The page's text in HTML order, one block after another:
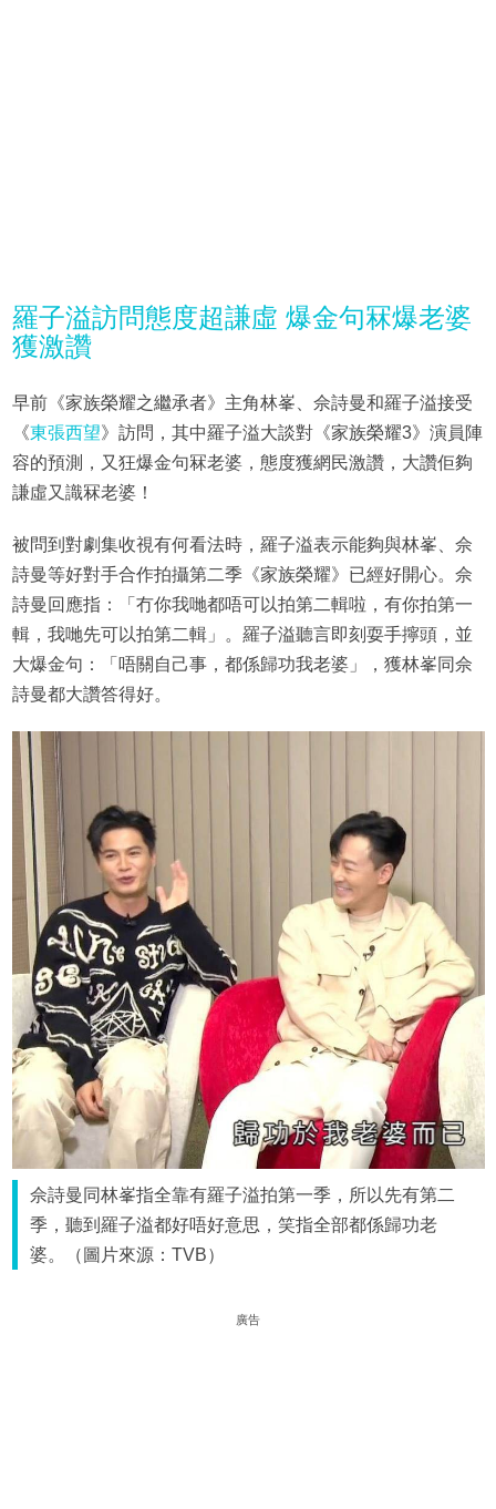
羅子溢訪問態度超謙虛 爆金句冧爆老婆
獲激讚
早前《家族榮耀之繼承者》主角林峯、佘詩曼和羅子溢接受
《東張西望》訪問，其中羅子溢大談對《家族榮耀3》演員陣
容的預測，又狂爆金句冧老婆，態度獲網民激讚，大讚佢夠
謙虛又識冧老婆！
被問到對劇集收視有何看法時，羅子溢表示能夠與林峯、佘
詩曼等好對手合作拍攝第二季《家族榮耀》已經好開心。佘
詩曼回應指：「冇你我哋都唔可以拍第二輯啦，有你拍第一
輯，我哋先可以拍第二輯」。羅子溢聽言即刻耍手擰頭，並
大爆金句：「唔關自己事，都係歸功我老婆」，獲林峯同佘
詩曼都大讚答得好。
佘詩曼同林峯指全靠有羅子溢拍第一季，所以先有第二
季，聽到羅子溢都好唔好意思，笑指全部都係歸功老
婆。（圖片來源：TVB）
廣告